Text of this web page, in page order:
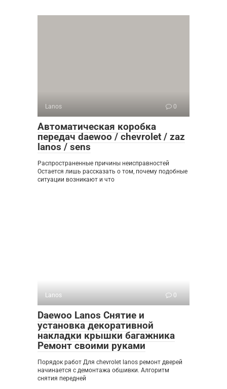
Lanos 0
Автоматическая коробка
передач daewoo / chevrolet / zaz
lanos / sens
Распространенные причины неисправностей
Остается лишь рассказать о том, почему подобные
ситуации возникают и что
Lanos 0
Daewoo Lanos Снятие и
установка декоративной
накладки крышки багажника
Ремонт своими руками
Порядок работ Для chevrolet lanos ремонт дверей
начинается с демонтажа обшивки. Алгоритм
снятия передней